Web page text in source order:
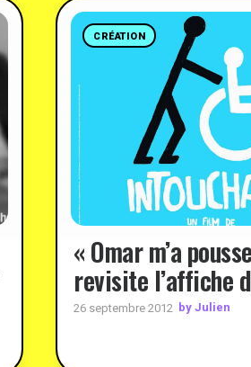
CRÉATION
« Omar m’a
revisite l’affiche
26 septembre 2012 by Julien